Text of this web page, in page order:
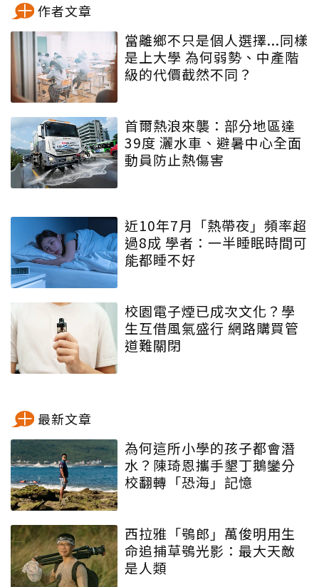
作者文章
當離鄉不只是個人選擇...同樣
是上大學 為何弱勢、中產階
級的代價截然不同？
首爾熱浪來襲：部分地區達
39度 灑水車、避暑中心全面
動員防止熱傷害
近10年7月「熱帶夜」頻率超
過8成 學者：一半睡眠時間可
能都睡不好
校園電子煙已成次文化？學
生互借風氣盛行 網路購買管
道難關閉
最新文章
為何這所小學的孩子都會潛
水？陳琦恩攜手墾丁鵝鑾分
校翻轉「恐海」記憶
西拉雅「鴞郎」萬俊明用生
命追捕草鴞光影：最大天敵
是人類